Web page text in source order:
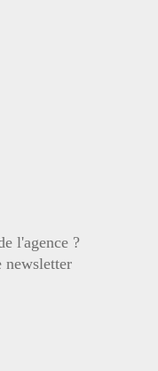
l'agence ?
newsletter